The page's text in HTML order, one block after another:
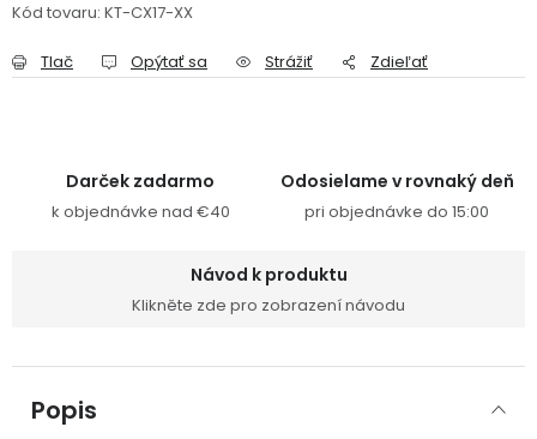
Kód tovaru: KT-CX17-XX
Tlač Opýtať sa Strážiť Zdieľať
Darček zadarmo
k objednávke nad €40
Odosielame v rovnaký deň
pri objednávke do 15:00
Návod k produktu
Klikněte zde pro zobrazení návodu
Popis